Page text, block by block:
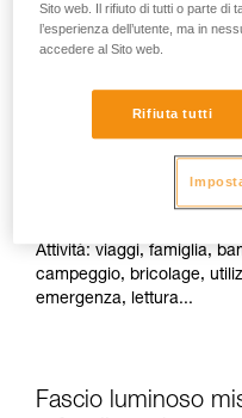
Diffonde una luce di
adatta alle attività statiche
richiedono pochi
Attività: viaggi, famiglia,
campeggio, bricolage,
emergenza, lettura...
Fascio luminoso
Sito web. Il rifiuto di tutti o parte di
l’esperienza dell’utente, ma in
accedere al Sito web.
Rifiuta tutti